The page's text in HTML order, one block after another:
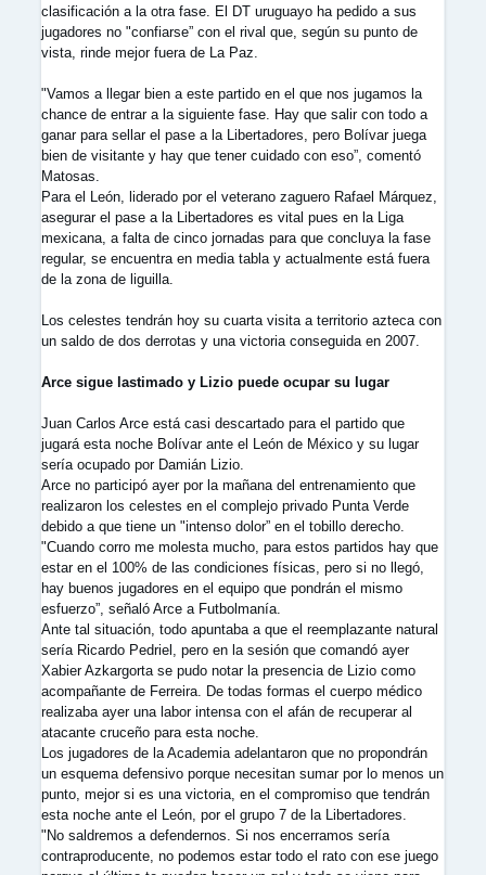
clasificación a la otra fase. El DT uruguayo ha pedido a sus
jugadores no "confiarse” con el rival que, según su punto de
vista, rinde mejor fuera de La Paz.
"Vamos a llegar bien a este partido en el que nos jugamos la
chance de entrar a la siguiente fase. Hay que salir con todo a
ganar para sellar el pase a la Libertadores, pero Bolívar juega
bien de visitante y hay que tener cuidado con eso”, comentó
Matosas.
Para el León, liderado por el veterano zaguero Rafael Márquez,
asegurar el pase a la Libertadores es vital pues en la Liga
mexicana, a falta de cinco jornadas para que concluya la fase
regular, se encuentra en media tabla y actualmente está fuera
de la zona de liguilla.
Los celestes tendrán hoy su cuarta visita a territorio azteca con
un saldo de dos derrotas y una victoria conseguida en 2007.
Arce sigue lastimado y Lizio puede ocupar su lugar
Juan Carlos Arce está casi descartado para el partido que
jugará esta noche Bolívar ante el León de México y su lugar
sería ocupado por Damián Lizio.
Arce no participó ayer por la mañana del entrenamiento que
realizaron los celestes en el complejo privado Punta Verde
debido a que tiene un "intenso dolor” en el tobillo derecho.
"Cuando corro me molesta mucho, para estos partidos hay que
estar en el 100% de las condiciones físicas, pero si no llegó,
hay buenos jugadores en el equipo que pondrán el mismo
esfuerzo”, señaló Arce a Futbolmanía.
Ante tal situación, todo apuntaba a que el reemplazante natural
sería Ricardo Pedriel, pero en la sesión que comandó ayer
Xabier Azkargorta se pudo notar la presencia de Lizio como
acompañante de Ferreira. De todas formas el cuerpo médico
realizaba ayer una labor intensa con el afán de recuperar al
atacante cruceño para esta noche.
Los jugadores de la Academia adelantaron que no propondrán
un esquema defensivo porque necesitan sumar por lo menos un
punto, mejor si es una victoria, en el compromiso que tendrán
esta noche ante el León, por el grupo 7 de la Libertadores.
"No saldremos a defendernos. Si nos encerramos sería
contraproducente, no podemos estar todo el rato con ese juego